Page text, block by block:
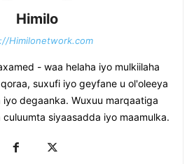
Himilo
Himilonetwork.com
- waa helaha iyo mulkiilaha
suxufi iyo geyfane u ol'oleeya
iyo degaanka. Wuxuu marqaatiga
siyaasadda iyo maamulka.